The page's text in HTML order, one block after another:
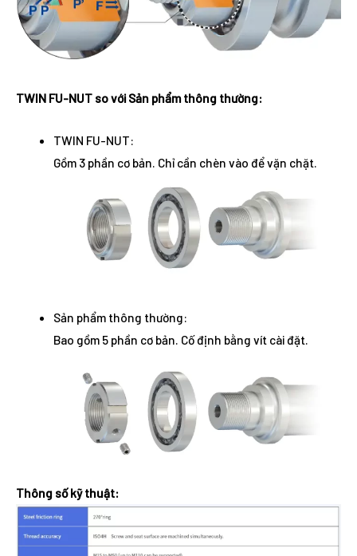
TWIN FU-NUT so với Sản phẩm thông thường:
TWIN FU-NUT:
Gồm 3 phần cơ bản. Chỉ cần chèn vào để vặn chặt.
Sản phẩm thông thường:
Bao gồm 5 phần cơ bản. Cố định bằng vít cài đặt.
Thông số kỹ thuật: